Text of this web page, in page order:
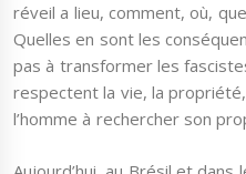
réveil a lieu, comment, où,
Quelles en sont les
pas à transformer les
respectent la vie, la
l’homme à rechercher son